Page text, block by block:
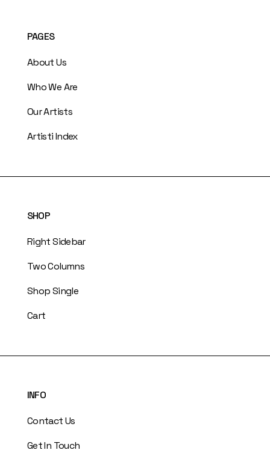
PAGES
About Us
Who We Are
Our Artists
Artisti Index
SHOP
Right Sidebar
Two Columns
Shop Single
Cart
INFO
Contact Us
Get In Touch